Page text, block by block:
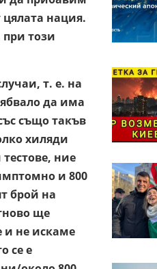
нация.
този
т. е. на
да има
също такъв
хиляди
ние
и 800
брой на
ще
и не искаме
се е